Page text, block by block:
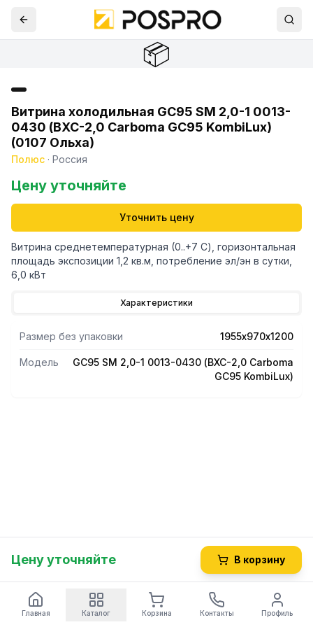
📦
Витрина холодильная GC95 SM 2,0-1 0013-
0430 (ВХС-2,0 Carboma GC95 KombiLux)
(0107 Ольха)
Полюс · Россия
Цену уточняйте
Уточнить цену
Витрина среднетемпературная (0..+7 С), горизонтальная
площадь экспозиции 1,2 кв.м, потребление эл/эн в сутки,
6,0 кВт
Характеристики
Размер без упаковки 1955х970х1200
Модель
GC95 SM 2,0-1 0013-0430 (ВХС-2,0 Carboma
GC95 KombiLux)
Цену уточняйте В корзину
Главная Каталог Корзина Контакты Профиль